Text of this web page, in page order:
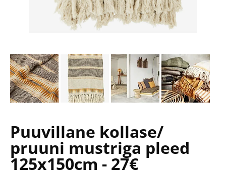
Puuvillane kollase/
pruuni mustriga pleed
125x150cm - 27€